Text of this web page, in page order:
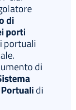
di
porti
portuali
di
di